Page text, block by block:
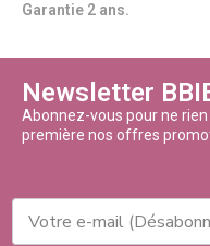
Garantie 2 ans.
Newsletter
Abonnez-vous pour ne
première nos offres